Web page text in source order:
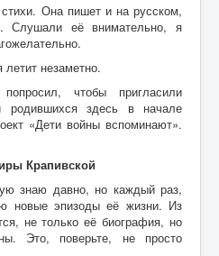
Она пишет и на русском,
Слушали её внимательно, я
незаметно.
чтобы пригласили
родившихся здесь в начале
«Дети войны вспоминают».
Крапивской
знаю давно, но каждый раз,
новые эпизоды её жизни. Из
не только её биография, но
Это, поверьте, не просто